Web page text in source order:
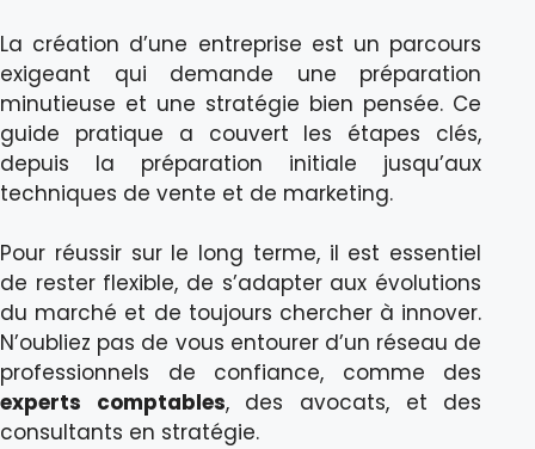
La création d’une entreprise est un parcours
exigeant qui demande une préparation
minutieuse et une stratégie bien pensée. Ce
guide pratique a couvert les étapes clés,
depuis la préparation initiale jusqu’aux
techniques de vente et de marketing.
Pour réussir sur le long terme, il est essentiel
de rester flexible, de s’adapter aux évolutions
du marché et de toujours chercher à innover.
N’oubliez pas de vous entourer d’un réseau de
professionnels de confiance, comme des
experts comptables, des avocats, et des
consultants en stratégie.